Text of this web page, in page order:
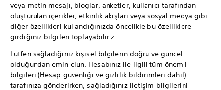
veya metin mesajı, bloglar, anketler, kullanıcı tarafından
oluşturulan içerikler, etkinlik akışları veya sosyal medya gibi
diğer özellikleri kullandığınızda öncelikle bu özelliklere
girdiğiniz bilgileri toplayabiliriz.
Lütfen sağladığınız kişisel bilgilerin doğru ve güncel
olduğundan emin olun. Hesabınız ile ilgili tüm önemli
bilgileri (Hesap güvenliği ve gizlilik bildirimleri dahil)
tarafınıza gönderirken, sağladığınız iletişim bilgilerini